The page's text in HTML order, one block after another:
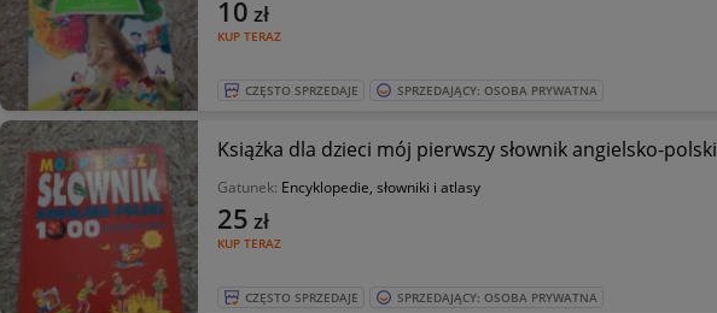
KUP TERAZ
10 zł
CZĘSTO SPRZEDAJE SPRZEDAJĄCY: OSOBA PRYWATNA
Książka dla dzieci mój pierwszy słownik angielsko-polski
Gatunek: Encyklopedie, słowniki i atlasy
KUP TERAZ
25 zł
CZĘSTO SPRZEDAJE SPRZEDAJĄCY: OSOBA PRYWATNA